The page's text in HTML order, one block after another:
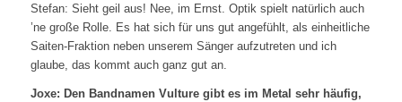
Stefan: Sieht geil aus! Nee, im Ernst. Optik spielt natürlich auch
’ne große Rolle. Es hat sich für uns gut angefühlt, als einheitliche
Saiten-Fraktion neben unserem Sänger aufzutreten und ich
glaube, das kommt auch ganz gut an.
Joxe: Den Bandnamen Vulture gibt es im Metal sehr häufig,